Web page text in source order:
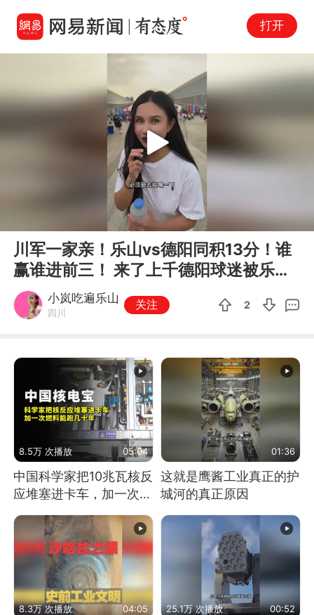
打开
02:02
Play
川军一家亲！乐山vs德阳同积13分！谁
赢谁进前三！ 来了上千德阳球迷被乐山
朋友幸福投喂！
小岚吃遍乐山
四川
关注 2
8.5万 次播放 05:04
中国科学家把10兆瓦核反
应堆塞进卡车，加一次燃
料能跑几十年
01:36
这就是鹰酱工业真正的护
城河的真正原因
8.3万 次播放 04:05 25.1万 次播放 00:52